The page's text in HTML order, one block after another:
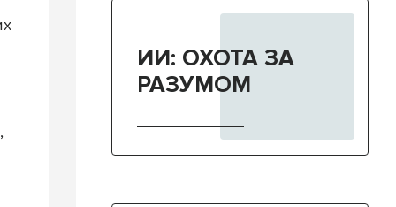
,
ИИ: ОХОТА ЗА
РАЗУМОМ